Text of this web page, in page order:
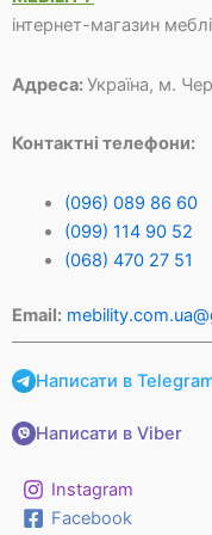
інтернет-магазин
Адреса:Україна, м.
Контактні телефони:
(096) 089 86 60
(099) 114 90 52
(068) 470 27 51
Email:
Написати в
Написати в Viber
Instagram
Facebook